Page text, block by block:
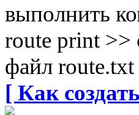
выполнить
route print >>
файл
[ Как